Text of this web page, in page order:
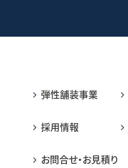
弾性舗装事業
採用情報
お問合せ・お見積り